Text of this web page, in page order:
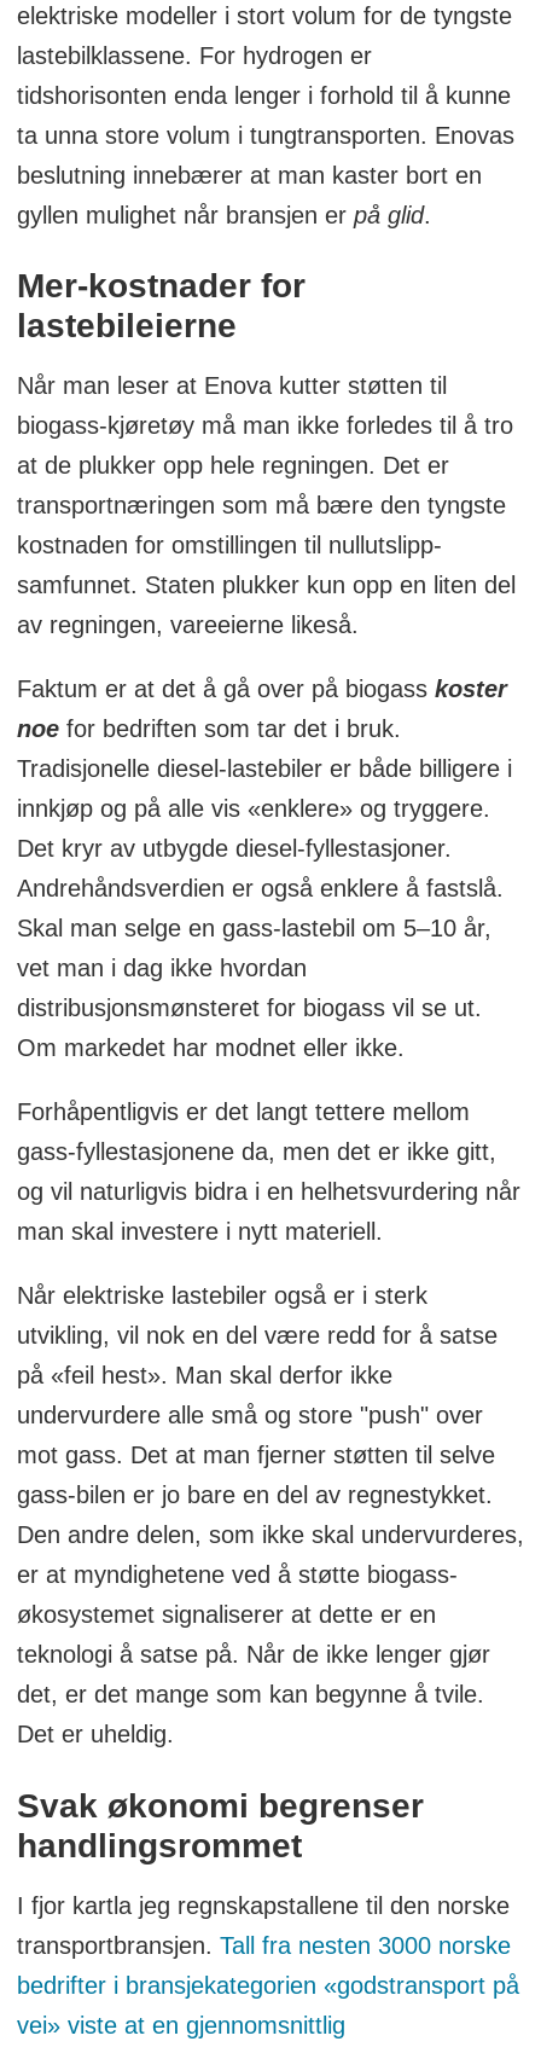
elektriske modeller i stort volum for de tyngste
lastebilklassene. For hydrogen er
tidshorisonten enda lenger i forhold til å kunne
ta unna store volum i tungtransporten. Enovas
beslutning innebærer at man kaster bort en
gyllen mulighet når bransjen er på glid.
Mer-kostnader for
lastebileierne
Når man leser at Enova kutter støtten til
biogass-kjøretøy må man ikke forledes til å tro
at de plukker opp hele regningen. Det er
transportnæringen som må bære den tyngste
kostnaden for omstillingen til nullutslipp-
samfunnet. Staten plukker kun opp en liten del
av regningen, vareeierne likeså.
Faktum er at det å gå over på biogass koster
noefor bedriften som tar det i bruk.
Tradisjonelle diesel-lastebiler er både billigere i
innkjøp og på alle vis «enklere» og tryggere.
Det kryr av utbygde diesel-fyllestasjoner.
Andrehåndsverdien er også enklere å fastslå.
Skal man selge en gass-lastebil om 5–10 år,
vet man i dag ikke hvordan
distribusjonsmønsteret for biogass vil se ut.
Om markedet har modnet eller ikke.
Forhåpentligvis er det langt tettere mellom
gass-fyllestasjonene da, men det er ikke gitt,
og vil naturligvis bidra i en helhetsvurdering når
man skal investere i nytt materiell.
Når elektriske lastebiler også er i sterk
utvikling, vil nok en del være redd for å satse
på «feil hest». Man skal derfor ikke
undervurdere alle små og store "push" over
mot gass. Det at man fjerner støtten til selve
gass-bilen er jo bare en del av regnestykket.
Den andre delen, som ikke skal undervurderes,
er at myndighetene ved å støtte biogass-
økosystemet signaliserer at dette er en
teknologi å satse på. Når de ikke lenger gjør
det, er det mange som kan begynne å tvile.
Det er uheldig.
Svak økonomi begrenser
handlingsrommet
I fjor kartla jeg regnskapstallene til den norske
transportbransjen. Tall fra nesten 3000 norske
bedrifter i bransjekategorien «godstransport på
vei» viste at en gjennomsnittlig